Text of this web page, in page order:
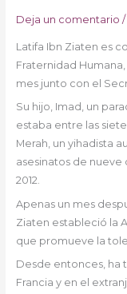
Deja un comentario /
Latifa Ibn Ziaten es
Fraternidad
mes junto con el
Su hijo, Imad, un
estaba entre las
Merah, un yihadista
asesinatos de nueve
2012.
Apenas un mes
Ziaten estableció la
que promueve la
Desde entonces, ha
Francia y en el